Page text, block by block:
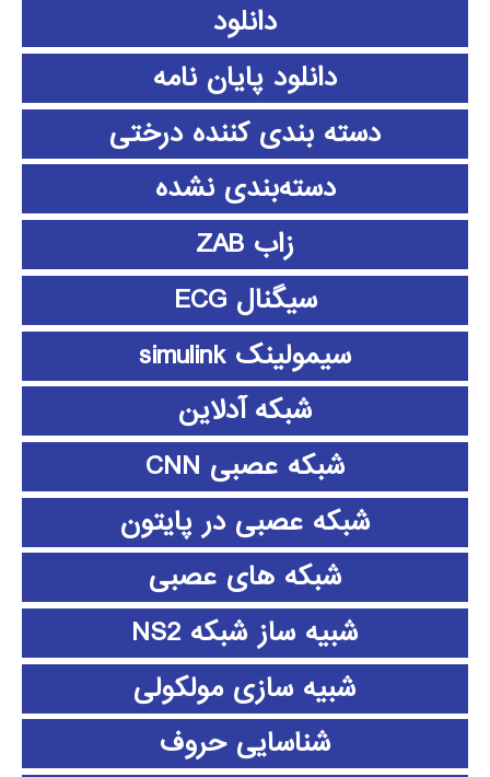
دانلود
دانلود پايان نامه
دسته بندی کننده درختی
دسته‌بندی نشده
زاب ZAB
سیگنال ECG
سیمولینک simulink
شبکه آدلاین
شبکه عصبی CNN
شبکه عصبی در پایتون
شبکه های عصبی
شبیه ساز شبکه NS2
شبیه سازی مولکولی
شناسایی حروف